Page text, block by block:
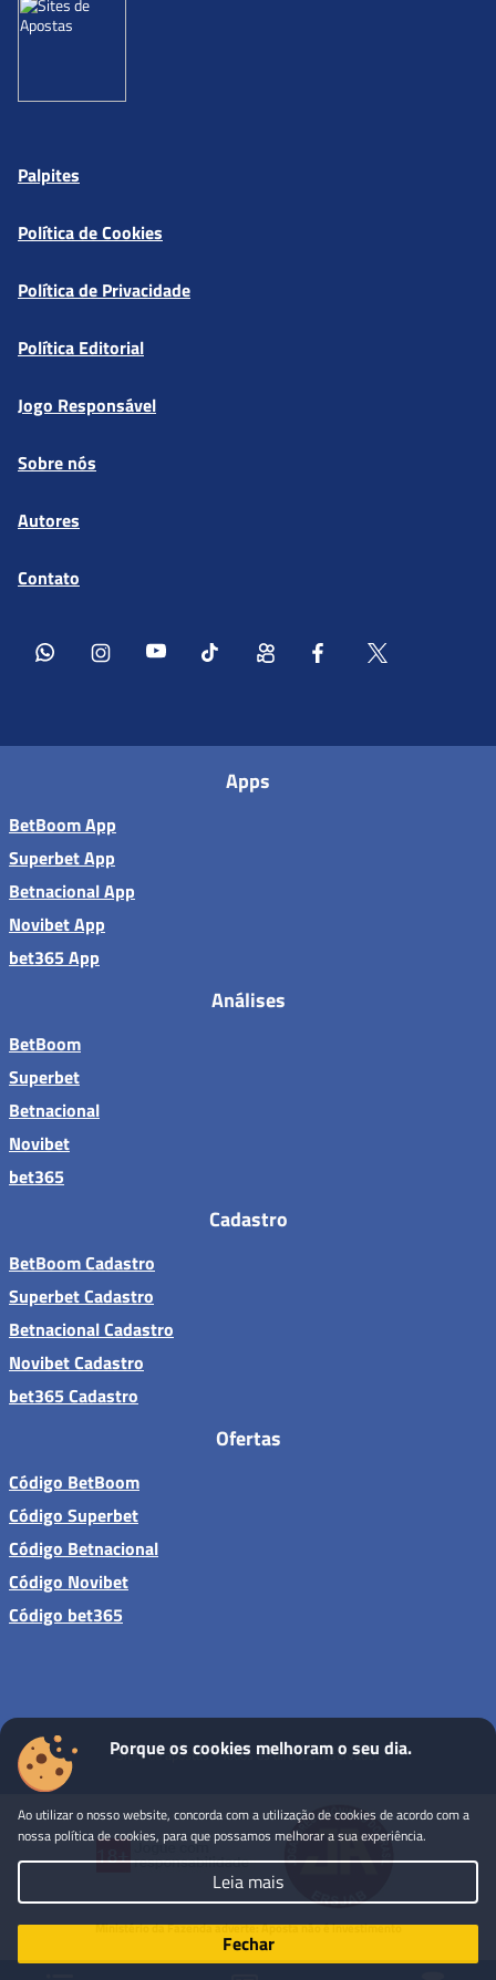
Palpites
Política de Cookies
Política de Privacidade
Política Editorial
Jogo Responsável
Sobre nós
Autores
Contato
Apps
BetBoom App
Superbet App
Betnacional App
Novibet App
bet365 App
Análises
BetBoom
Superbet
Betnacional
Novibet
bet365
Cadastro
BetBoom Cadastro
Superbet Cadastro
Betnacional Cadastro
Novibet Cadastro
bet365 Cadastro
Ofertas
Código BetBoom
Código Superbet
Código Betnacional
Código Novibet
Código bet365
Sites de apostas - Todos os direitos reservados
Porque os cookies melhoram o seu dia.
Ao utilizar o nosso website, concorda com a utilização de cookies de acordo com a
nossa política de cookies, para que possamos melhorar a sua experiência.
Leia mais
Fechar
Ministério da Fazenda adverte: Aposta não é investimento